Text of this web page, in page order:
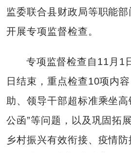
监委联合县财政局等职能
开展专项监督检查。
专项监督检查自11月1
日结束，重点检查10项内
助、领导干部超标准乘坐
公函”等问题，以及巩固拓
乡村振兴有效衔接、疫情